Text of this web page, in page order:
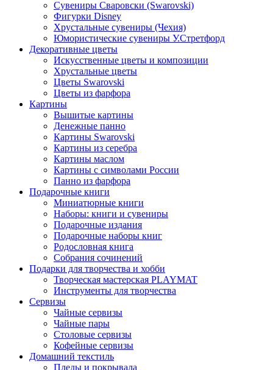
Сувениры Сваровски (Swarovski)
Фигурки Disney
Хрустальные сувениры (Чехия)
Юмористические сувениры У.Стретфорд
Декоративные цветы
Искусственные цветы и композиции
Хрустальные цветы
Цветы Swarovski
Цветы из фарфора
Картины
Вышитые картины
Денежные панно
Картины Swarovski
Картины из серебра
Картины маслом
Картины с символами России
Панно из фарфора
Подарочные книги
Миниатюрные книги
Наборы: книги и сувениры
Подарочные издания
Подарочные наборы книг
Родословная книга
Собрания сочинений
Подарки для творчества и хобби
Творческая мастерская PLAYMAT
Инструменты для творчества
Cервизы
Чайные сервизы
Чайные пары
Столовые сервизы
Кофейные сервизы
Домашний текстиль
Пледы и покрывала